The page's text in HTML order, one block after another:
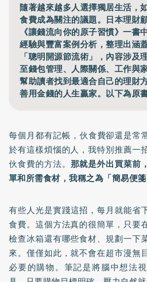
隨著越來越多人選擇獨居生活，
食費成為關注的議題。日本理財
《讓錢流向你的原子習慣》一書
經驗與豐富案例分析，整理出涵
「聰明開源節流術」，內容涉及
至錢包管理、人際關係、工作與
幫助讀者找到最適合自己的理財
善用金錢的人生贏家。以下為原
每個月都有記帳，伙食費卻還是
於有這樣煩惱的人，我特別推薦一
伙食費的方法。 那就是外出買菜前
單和所需食材，我稱之為「簡易便箋
有些人光是實踐這招，每月就能省
食費。這個方法真的很簡單，只要
檢查冰箱還有哪些食材、規劃一下
來。僅僅如此，就不會在超市漫無
必要的購物。筆記是將腦中想法